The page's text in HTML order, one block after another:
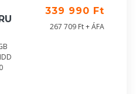
339 990 Ft
267 709 Ft + ÁFA